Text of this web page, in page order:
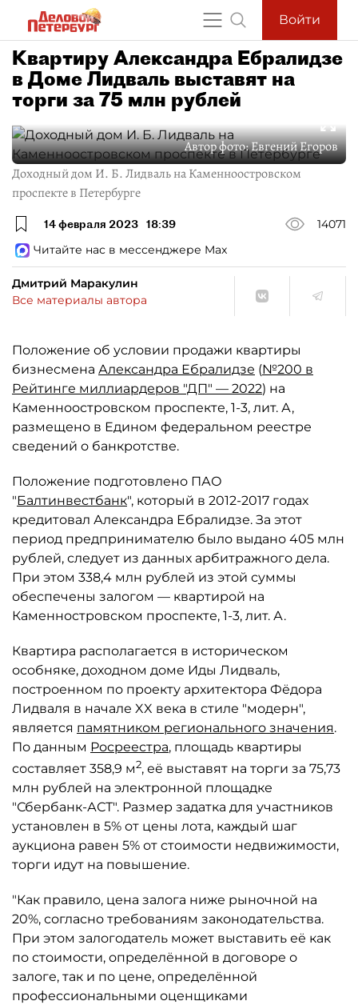
Войти
Квартиру Александра Ебралидзе
в Доме Лидваль выставят на
торги за 75 млн рублей
Автор фото:Евгений Егоров
Доходный дом И. Б. Лидваль на Каменноостровском
проспекте в Петербурге
14 февраля 2023 18:39
14071
Читайте нас в мессенджере Max
Дмитрий Маракулин
Все материалы автора
Положение об условии продажи квартиры
бизнесмена Александра Ебралидзе (№200 в
Рейтинге миллиардеров "ДП" — 2022) на
Каменноостровском проспекте, 1-3, лит. А,
размещено в Едином федеральном реестре
сведений о банкротстве.
Положение подготовлено ПАО
"Балтинвестбанк", который в 2012-2017 годах
кредитовал Александра Ебралидзе. За этот
период предпринимателю было выдано 405 млн
рублей, следует из данных арбитражного дела.
При этом 338,4 млн рублей из этой суммы
обеспечены залогом — квартирой на
Каменностровском проспекте, 1-3, лит. А.
Квартира располагается в историческом
особняке, доходном доме Иды Лидваль,
построенном по проекту архитектора Фёдора
Лидваля в начале XX века в стиле "модерн",
является памятником регионального значения.
По данным Росреестра, площадь квартиры
составляет 358,9 м2, её выставят на торги за 75,73
млн рублей на электронной площадке
"Сбербанк-АСТ". Размер задатка для участников
установлен в 5% от цены лота, каждый шаг
аукциона равен 5% от стоимости недвижимости,
торги идут на повышение.
"Как правило, цена залога ниже рыночной на
20%, согласно требованиям законодательства.
При этом залогодатель может выставить её как
по стоимости, определённой в договоре о
залоге, так и по цене, определённой
профессиональными оценщиками